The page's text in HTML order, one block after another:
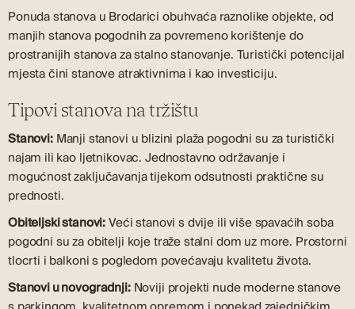
Ponuda stanova u Brodarici obuhvaća raznolike objekte, od
manjih stanova pogodnih za povremeno korištenje do
prostranijih stanova za stalno stanovanje. Turistički potencijal
mjesta čini stanove atraktivnima i kao investiciju.
Tipovi stanova na tržištu
Stanovi:Manji stanovi u blizini plaža pogodni su za turistički
najam ili kao ljetnikovac. Jednostavno održavanje i
mogućnost zaključavanja tijekom odsutnosti praktične su
prednosti.
Obiteljski stanovi:Veći stanovi s dvije ili više spavaćih soba
pogodni su za obitelji koje traže stalni dom uz more. Prostorni
tlocrti i balkoni s pogledom povećavaju kvalitetu života.
Stanovi u novogradnji:Noviji projekti nude moderne stanove